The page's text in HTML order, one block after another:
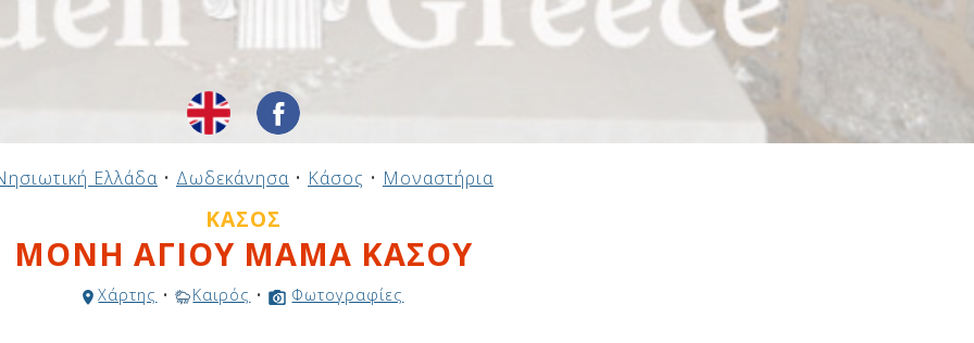
Ελλάδα• Δωδεκάνησα• Κάσος • Μοναστήρια
ΚΆΣΟΣ
ΜΟΝΗ ΑΓΙΟΥ ΜΑΜΑ ΚΑΣΟΥ
Χάρτης • Καιρός • Φωτογραφίες